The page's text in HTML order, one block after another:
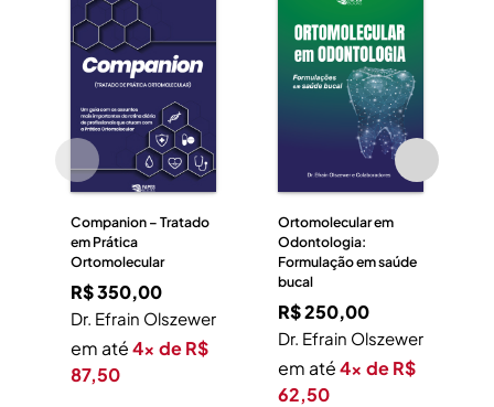
–
A
n
o
2
0
1
7
q
u
n
t
i
d
Companion – Tratado
em Prática
Ortomolecular
R$350,00
Dr. Efrain Olszewer
em até4x de R$
87,50
Ortomolecular em
Odontologia:
Formulação em saúde
bucal
R$250,00
Dr. Efrain Olszewer
em até4x de R$
62,50